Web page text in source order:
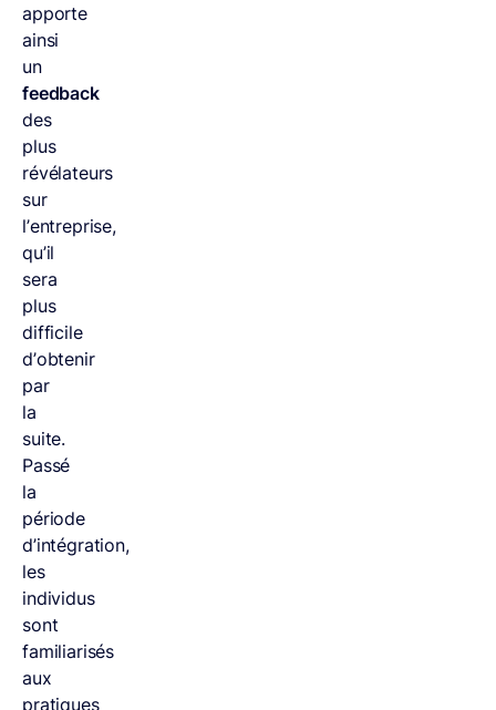
apporte
ainsi
un
feedback
des
plus
révélateurs
sur
l’entreprise,
qu’il
sera
plus
difficile
d’obtenir
par
la
suite.
Passé
la
période
d’intégration,
les
individus
sont
familiarisés
aux
pratiques